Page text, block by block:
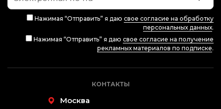
Нажимая “Отправить” я даю свое согласие на обработку
персональных данных.
Нажимая “Отправить” я даю свое согласие на получение
рекламных материалов по подписке.
КОНТАКТЫ
Москва